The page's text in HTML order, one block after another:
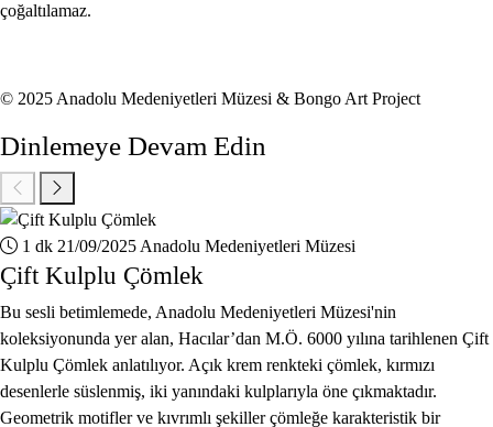
çoğaltılamaz.
© 2025 Anadolu Medeniyetleri Müzesi & Bongo Art Project
Dinlemeye Devam Edin
1 dk 21/09/2025 Anadolu Medeniyetleri Müzesi
Çift Kulplu Çömlek
Bu sesli betimlemede, Anadolu Medeniyetleri Müzesi'nin
koleksiyonunda yer alan, Hacılar’dan M.Ö. 6000 yılına tarihlenen Çift
Kulplu Çömlek anlatılıyor. Açık krem renkteki çömlek, kırmızı
desenlerle süslenmiş, iki yanındaki kulplarıyla öne çıkmaktadır.
Geometrik motifler ve kıvrımlı şekiller çömleğe karakteristik bir